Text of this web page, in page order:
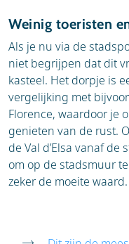
Weinig toeristen
Als je nu via de
niet begrijpen dat dit
kasteel. Het dorpje is
vergelijking met
Florence, waardoor je
genieten van de rust.
de Val d’Elsa vanaf
om op de stadsmuur
zeker de moeite waard.